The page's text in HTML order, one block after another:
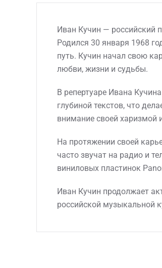
Иван Кучин — российский
Родился 30 января 1968
путь. Кучин начал свою
любви, жизни и судьбы.
В репертуаре Ивана
глубиной текстов, что
внимание своей харизмой
На протяжении своей
часто звучат на радио и
виниловых пластинок
Иван Кучин продолжает
российской музыкальной